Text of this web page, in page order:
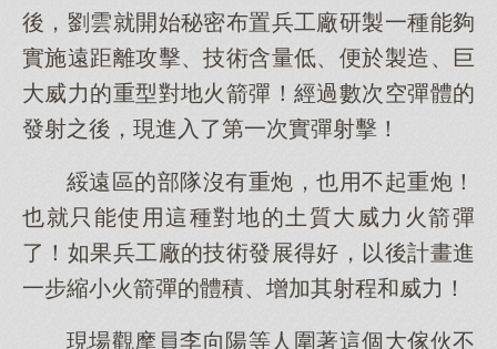
後，劉雲就開始秘密布置兵工廠研製一種能夠
實施遠距離攻擊、技術含量低、便於製造、巨
大威力的重型對地火箭彈！經過數次空彈體的
發射之後，現進入了第一次實彈射擊！
綏遠區的部隊沒有重炮，也用不起重炮！
也就只能使用這種對地的土質大威力火箭彈
了！如果兵工廠的技術發展得好，以後計畫進
一步縮小火箭彈的體積、增加其射程和威力！
現場觀摩員李向陽等人圍著這個大傢伙不